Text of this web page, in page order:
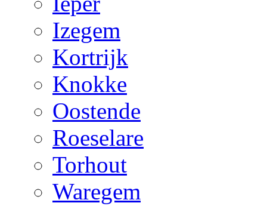
Izegem
Kortrijk
Knokke
Oostende
Roeselare
Torhout
Waregem